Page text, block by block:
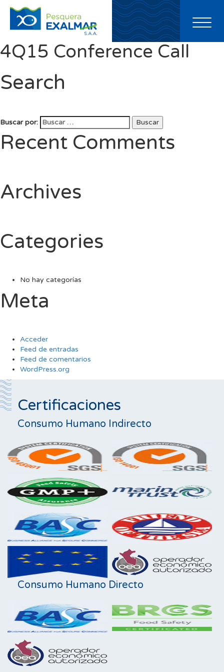
Toggle
4Q15 Conference Call
Search
Buscar por: Buscar
Recent Comments
Archives
Categories
No hay categorías
Meta
Acceder
Feed de entradas
Feed de comentarios
WordPress.org
Certificaciones
Consumo Humano Indirecto
Consumo Humano Directo